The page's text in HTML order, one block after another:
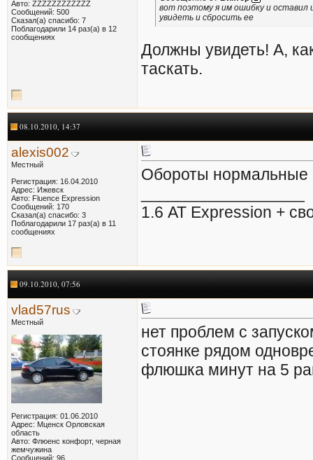
Авто: ZZZZZZZZZZZZ
Сообщений: 500
Сказал(а) спасибо: 7
Поблагодарили 14 раз(а) в 12
сообщениях
вот поэтому я им ошибку и оставил
увидеть и сбросить ее
Должны увидеть! А,
таскать.
08.10.2010, 14:37
alexis002
Местный
Регистрация: 16.04.2010
Адрес: Ижевск
Авто: Fluence Expression
Сообщений: 170
Сказал(а) спасибо: 3
Поблагодарили 17 раз(а) в 11
сообщениях
Обороты нормальные
1.6 АТ Expression +
09.10.2010, 07:56
vlad57rus
Местный
Регистрация: 01.06.2010
Адрес: Мценск Орловская
область
Авто: Флюенс конфорт, черная
жемчужина
Сообщений: 96
нет проблем с
стоянке рядом
флюшка минут на 5